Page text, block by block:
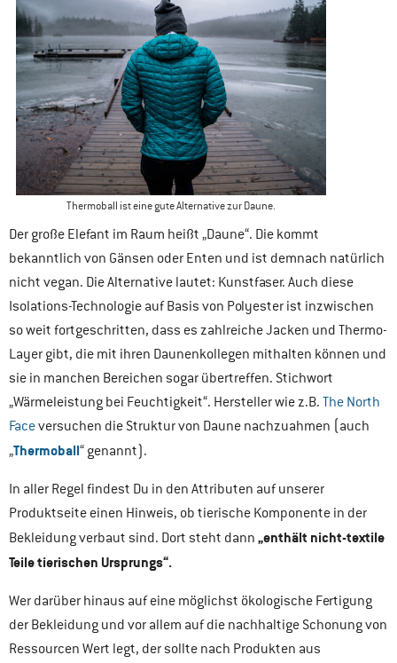
Thermoball ist eine gute Alternative zur Daune.
Der große Elefant im Raum heißt „Daune“. Die kommt
bekanntlich von Gänsen oder Enten und ist demnach natürlich
nicht vegan. Die Alternative lautet: Kunstfaser. Auch diese
Isolations-Technologie auf Basis von Polyester ist inzwischen
so weit fortgeschritten, dass es zahlreiche Jacken und Thermo-
Layer gibt, die mit ihren Daunenkollegen mithalten können und
sie in manchen Bereichen sogar übertreffen. Stichwort
„Wärmeleistung bei Feuchtigkeit“. Hersteller wie z.B. The North
Faceversuchen die Struktur von Daune nachzuahmen (auch
„Thermoball“ genannt).
In aller Regel findest Du in den Attributen auf unserer
Produktseite einen Hinweis, ob tierische Komponente in der
Bekleidung verbaut sind. Dort steht dann „enthält nicht-textile
Teile tierischen Ursprungs“.
Wer darüber hinaus auf eine möglichst ökologische Fertigung
der Bekleidung und vor allem auf die nachhaltige Schonung von
Ressourcen Wert legt, der sollte nach Produkten aus